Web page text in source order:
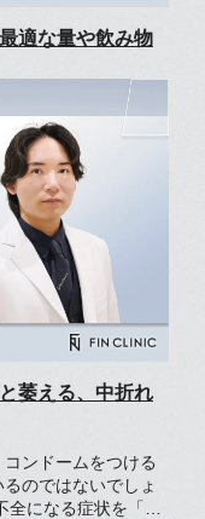
適な量や飲み物
萎える、中折れ
ンドームをつける
のではないでしょ